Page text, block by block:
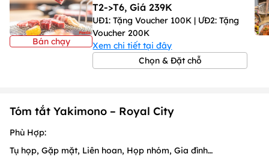
Bán chạy
T2->T6, Giá 239K
UĐ1: Tặng Voucher 100K | ƯĐ2: Tặng
Voucher 200K
Xem chi tiết tại đây
Chọn & Đặt chỗ
Tóm tắt Yakimono – Royal City
Phù Hợp:
Tụ họp, Gặp mặt, Liên hoan, Họp nhóm, Gia đình…
/1